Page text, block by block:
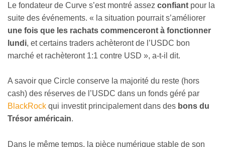
Le fondateur de Curve s’est montré assez confiant pour la
suite des événements. « la situation pourrait s’améliorer
une fois que les rachats commenceront à fonctionner
lundi, et certains traders achèteront de l’USDC bon
marché et rachèteront 1:1 contre USD », a-t-il dit.
A savoir que Circle conserve la majorité du reste (hors
cash) des réserves de l’USDC dans un fonds géré par
BlackRock qui investit principalement dans des bons du
Trésor américain.
Dans le même temps, la pièce numérique stable de son